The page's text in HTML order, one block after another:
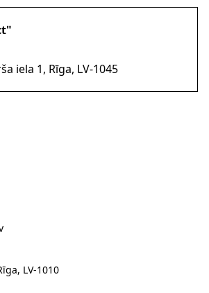
iela 1, Rīga, LV-1045
LV-1010